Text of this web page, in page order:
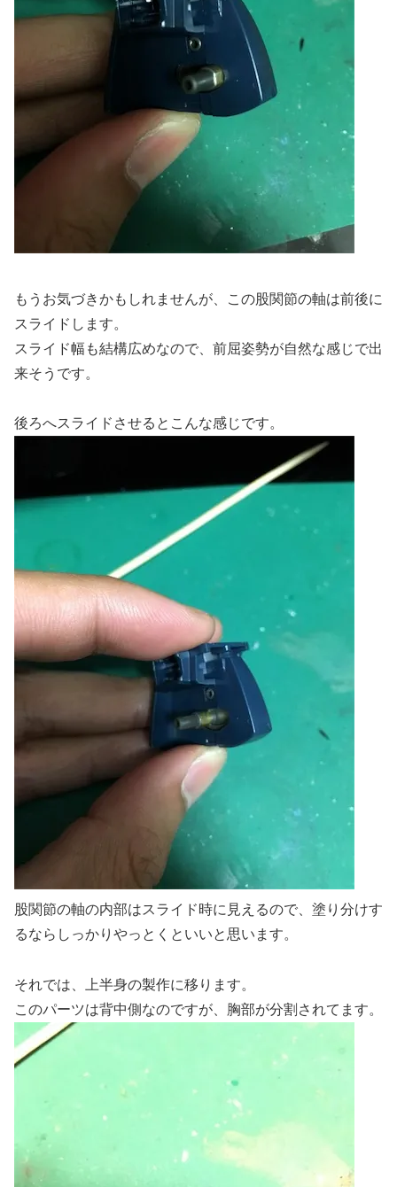
もうお気づきかもしれませんが、この股関節の軸は前後に
スライドします。
スライド幅も結構広めなので、前屈姿勢が自然な感じで出
来そうです。
後ろへスライドさせるとこんな感じです。
股関節の軸の内部はスライド時に見えるので、塗り分けす
るならしっかりやっとくといいと思います。
それでは、上半身の製作に移ります。
このパーツは背中側なのですが、胸部が分割されてます。